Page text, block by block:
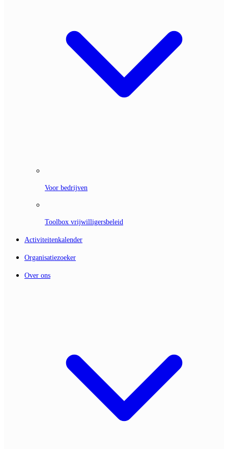
Voor bedrijven
Toolbox vrijwilligersbeleid
Activiteitenkalender
Organisatiezoeker
Over ons